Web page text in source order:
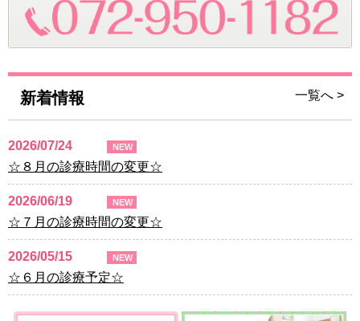
新着情報 一覧へ >
2026/07/24 NEW
☆８月の診療時間の変更☆
2026/06/19 NEW
☆７月の診療時間の変更☆
2026/05/15 NEW
☆６月の診療予定☆